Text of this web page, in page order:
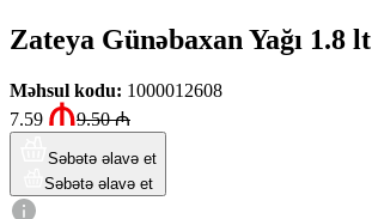
Zateya Günəbaxan Yağı 1.8 lt
Məhsul kodu: 1000012608
7.59
9.50₼
Səbətə əlavə et
Səbətə əlavə et